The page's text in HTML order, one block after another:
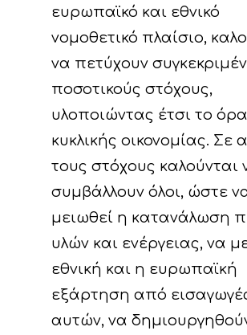
ευρωπαϊκό και εθνικό
νομοθετικό πλαίσιο,
να πετύχουν
ποσοτικούς στόχους,
υλοποιώντας έτσι το
κυκλικής οικονομίας. Σε
τους στόχους καλούνται
συμβάλλουν όλοι, ώστε
μειωθεί η κατανάλωση
υλών και ενέργειας, να
εθνική και η ευρωπαϊκή
εξάρτηση από
αυτών, να
Έργο
C.
D.
Νέα